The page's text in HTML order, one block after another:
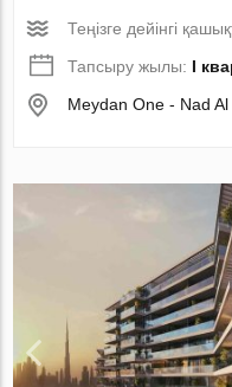
Теңізге дейінгі
Тапсыру жылы: I
Meydan One - Nad